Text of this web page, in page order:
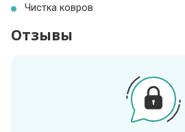
Чистка ковров
Отзывы